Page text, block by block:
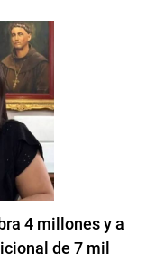
4 millones y a
de 7 mil